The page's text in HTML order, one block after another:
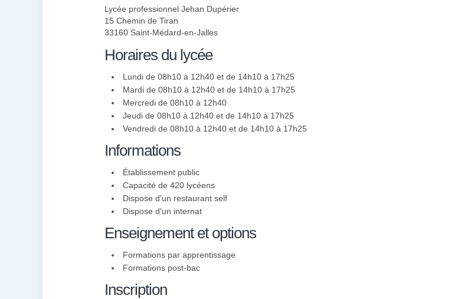
Lycée professionnel Jehan Dupérier
15 Chemin de Tiran
33160 Saint-Médard-en-Jalles
Horaires du lycée
Lundi de 08h10 à 12h40 et de 14h10 à 17h25
Mardi de 08h10 à 12h40 et de 14h10 à 17h25
Mercredi de 08h10 à 12h40
Jeudi de 08h10 à 12h40 et de 14h10 à 17h25
Vendredi de 08h10 à 12h40 et de 14h10 à 17h25
Informations
Établissement public
Capacité de 420 lycéens
Dispose d'un restaurant self
Dispose d'un internat
Enseignement et options
Formations par apprentissage
Formations post-bac
Inscription